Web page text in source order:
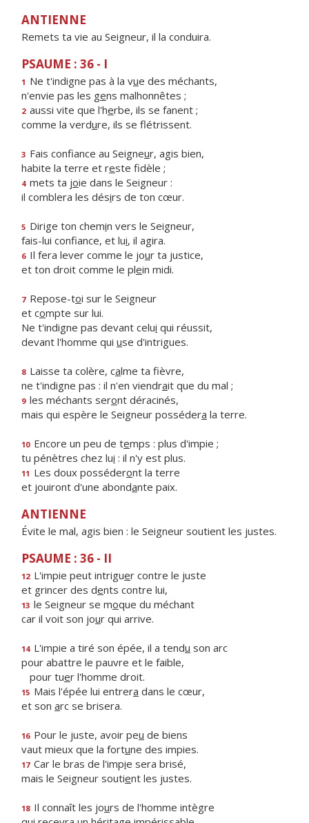
ANTIENNE
Remets ta vie au Seigneur, il la conduira.
PSAUME : 36 - I
1 Ne t'indigne pas à la vue des méchants,
n'envie pas les gens malhonnêtes ;
2 aussi vite que l'herbe, ils se fanent ;
comme la verdure, ils se flétrissent.
3 Fais confiance au Seigneur, agis bien,
habite la terre et reste fidèle ;
4 mets ta joie dans le Seigneur :
il comblera les désirs de ton cœur.
5 Dirige ton chemin vers le Seigneur,
fais-lui confiance, et lui, il agira.
6 Il fera lever comme le jour ta justice,
et ton droit comme le plein midi.
7 Repose-toi sur le Seigneur
et compte sur lui.
Ne t'indigne pas devant celui qui réussit,
devant l'homme qui use d'intrigues.
8 Laisse ta colère, calme ta fièvre,
ne t'indigne pas : il n'en viendrait que du mal ;
9 les méchants seront déracinés,
mais qui espère le Seigneur possédera la terre.
10 Encore un peu de temps : plus d'impie ;
tu pénètres chez lui : il n'y est plus.
11 Les doux posséderont la terre
et jouiront d'une abondante paix.
ANTIENNE
Évite le mal, agis bien : le Seigneur soutient les justes.
PSAUME : 36 - II
12 L'impie peut intriguer contre le juste
et grincer des dents contre lui,
13 le Seigneur se moque du méchant
car il voit son jour qui arrive.
14 L'impie a tiré son épée, il a tendu son arc
pour abattre le pauvre et le faible,
pour tuer l'homme droit.
15 Mais l'épée lui entrera dans le cœur,
et son arc se brisera.
16 Pour le juste, avoir peu de biens
vaut mieux que la fortune des impies.
17 Car le bras de l'impie sera brisé,
mais le Seigneur soutient les justes.
18 Il connaît les jours de l'homme intègre